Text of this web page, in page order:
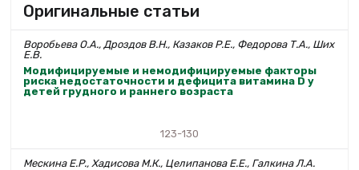
Оригинальные статьи
Воробьева О.А., Дроздов В.Н., Казаков Р.Е., Федорова Т.А., Ших
Е.В.
Модифицируемые и немодифицируемые факторы
риска недостаточности и дефицита витамина D у
детей грудного и раннего возраста
123-130
Мескина Е.Р., Хадисова М.К., Целипанова Е.Е., Галкина Л.А.